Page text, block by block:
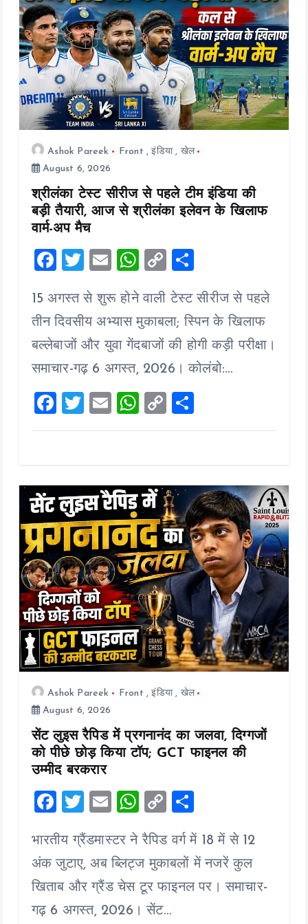
o
n
Ashok Pareek Front ,इंडिया, खेल
August 6, 2026
श्रीलंका टेस्ट सीरीज से पहले टीम इंडिया की
बड़ी तैयारी, आज से श्रीलंका इलेवन के खिलाफ
वार्म-अप मैच
F
ce
b
o
o
k
T
tt
er
E
ai
l
W
at
s
A
p
p
C
p
y
Li
n
k
a
re
15 अगस्त से शुरू होने वाली टेस्ट सीरीज से पहले
तीन दिवसीय अभ्यास मुकाबला; स्पिन के खिलाफ
बल्लेबाजों और युवा गेंदबाजों की होगी कड़ी परीक्षा।
समाचार-गढ़ 6 अगस्त, 2026। कोलंबो:…
F
a
o
o
k
T
wi
E
m
W
h
A
p
p
C
o
Li
n
k
h
Ashok Pareek Front ,इंडिया, खेल
August 6, 2026
सेंट लुइस रैपिड में प्रगनानंद का जलवा, दिग्गजों
को पीछे छोड़ किया टॉप; GCT फाइनल की
उम्मीद बरकरार
F
ce
b
o
o
T
tt
er
E
ai
l
W
at
s
A
p
C
p
y
Li
n
a
re
भारतीय ग्रैंडमास्टर ने रैपिड वर्ग में 18 में से 12
अंक जुटाए, अब ब्लिट्ज मुकाबलों में नजरें कुल
खिताब और ग्रैंड चेस टूर फाइनल पर। समाचार-
गढ़ 6 अगस्त, 2026। सेंट…